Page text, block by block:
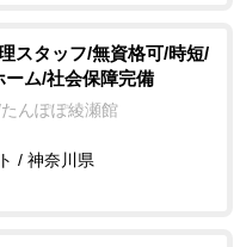
スタッフ/無資格可/時短/
ム/社会保障完備
んぽぽ綾瀬館
/ 神奈川県